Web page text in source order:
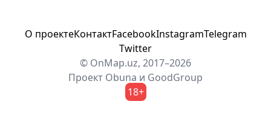
О проектеКонтактFacebookInstagramTelegram
Twitter
© OnMap.uz, 2017–2026
Проект Obuna и GoodGroup
18+